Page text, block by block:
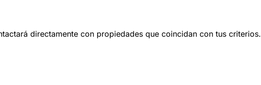
directamente con propiedades que coincidan con tus criterios.